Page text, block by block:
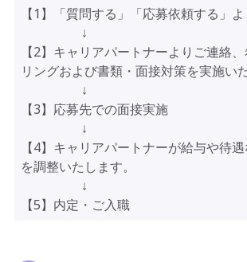
【1】「質問する」「応募依頼する」
↓
【2】キャリアパートナーよりご連絡
リングおよび書類・面接対策を実施い
↓
【3】応募先での面接実施
↓
【4】キャリアパートナーが給与や待
を調整いたします。
↓
【5】内定・ご入職